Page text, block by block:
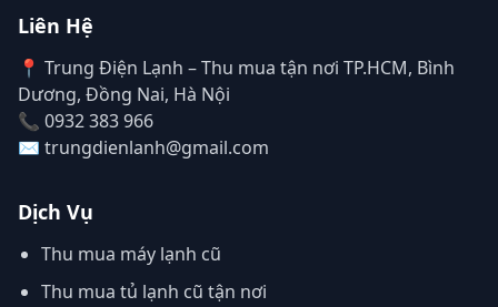
Liên Hệ
📍 Trung Điện Lạnh – Thu mua tận nơi TP.HCM, Bình
Dương, Đồng Nai, Hà Nội
📞 0932 383 966
✉️ trungdienlanh@gmail.com
Dịch Vụ
Thu mua máy lạnh cũ
Thu mua tủ lạnh cũ tận nơi